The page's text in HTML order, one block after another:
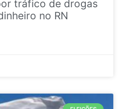
tráfico de drogas
no RN